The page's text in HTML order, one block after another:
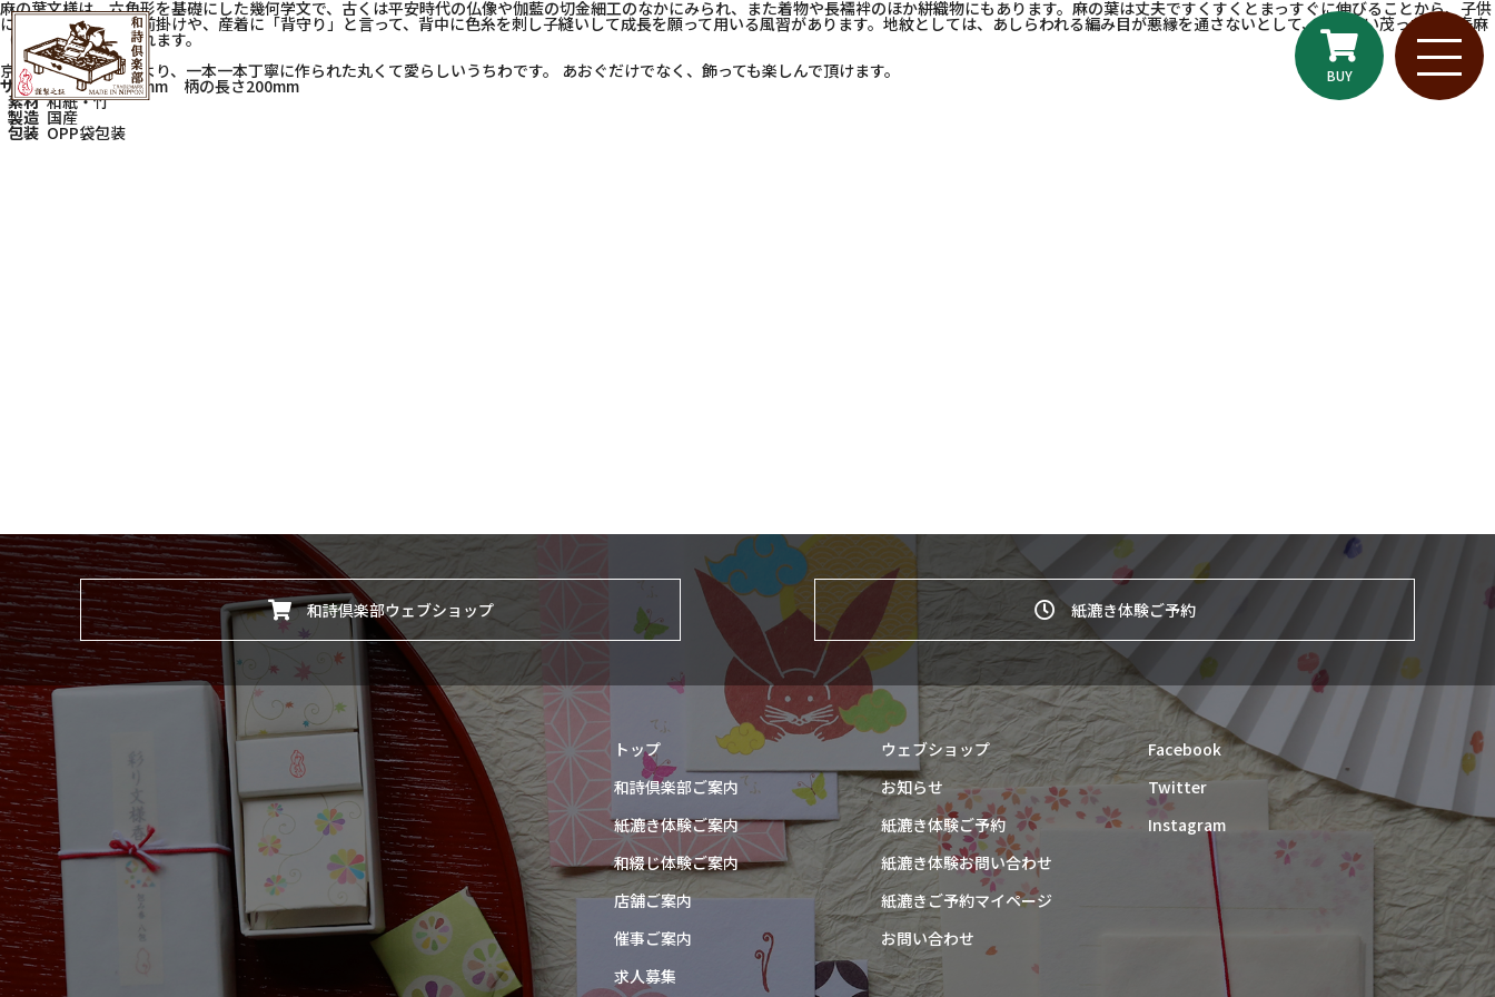
BUY
麻の葉文様は、六角形を基礎にした幾何学文で、古くは平安時代の仏像や伽藍の切金細工のなかにみられ、また着物や長襦袢のほか絣織物にもあります。麻の葉は丈夫ですくすくとまっすぐに伸びることから、子供
に麻素材で作られた前掛けや、産着に「背守り」と言って、背中に色糸を刺し子縫いして成長を願って用いる風習があります。地紋としては、あしらわれる編み目が悪縁を通さないとして、また生い茂った麻を泰麻
（退魔）として喜ばれます。
京都の手張り職人により、一本一本丁寧に作られた丸くて愛らしいうちわです。 あおぐだけでなく、飾っても楽しんで頂けます。
サイズW225×H415mm 柄の長さ200mm
素材 和紙・竹
製造 国産
包装 OPP袋包装
和詩倶楽部ウェブショップ 紙漉き体験ご予約
トップ
和詩倶楽部ご案内
紙漉き体験ご案内
和綴じ体験ご案内
店舗ご案内
催事ご案内
求人募集
ウェブショップ
お知らせ
紙漉き体験ご予約
紙漉き体験お問い合わせ
紙漉きご予約マイページ
お問い合わせ
Facebook
Twitter
Instagram